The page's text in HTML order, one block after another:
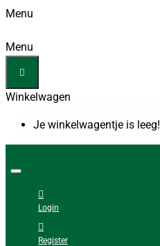
Menu
Menu
Winkelwagen
Je winkelwagentje is leeg!
Login
Register